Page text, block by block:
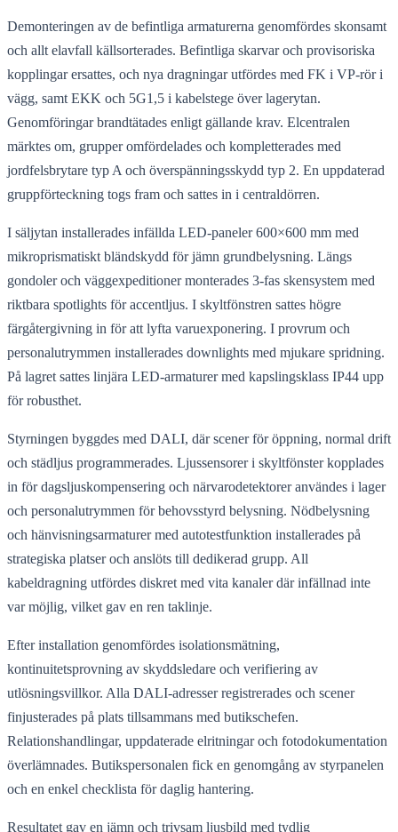
Demonteringen av de befintliga armaturerna genomfördes skonsamt
och allt elavfall källsorterades. Befintliga skarvar och provisoriska
kopplingar ersattes, och nya dragningar utfördes med FK i VP‑rör i
vägg, samt EKK och 5G1,5 i kabelstege över lagerytan.
Genomföringar brandtätades enligt gällande krav. Elcentralen
märktes om, grupper omfördelades och kompletterades med
jordfelsbrytare typ A och överspänningsskydd typ 2. En uppdaterad
gruppförteckning togs fram och sattes in i centraldörren.
I säljytan installerades infällda LED‑paneler 600×600 mm med
mikroprismatiskt bländskydd för jämn grundbelysning. Längs
gondoler och väggexpeditioner monterades 3‑fas skensystem med
riktbara spotlights för accentljus. I skyltfönstren sattes högre
färgåtergivning in för att lyfta varuexponering. I provrum och
personalutrymmen installerades downlights med mjukare spridning.
På lagret sattes linjära LED‑armaturer med kapslingsklass IP44 upp
för robusthet.
Styrningen byggdes med DALI, där scener för öppning, normal drift
och städljus programmerades. Ljussensorer i skyltfönster kopplades
in för dagsljuskompensering och närvarodetektorer användes i lager
och personalutrymmen för behovsstyrd belysning. Nödbelysning
och hänvisningsarmaturer med autotestfunktion installerades på
strategiska platser och anslöts till dedikerad grupp. All
kabeldragning utfördes diskret med vita kanaler där infällnad inte
var möjlig, vilket gav en ren taklinje.
Efter installation genomfördes isolationsmätning,
kontinuitetsprovning av skyddsledare och verifiering av
utlösningsvillkor. Alla DALI‑adresser registrerades och scener
finjusterades på plats tillsammans med butikschefen.
Relationshandlingar, uppdaterade elritningar och fotodokumentation
överlämnades. Butikspersonalen fick en genomgång av styrpanelen
och en enkel checklista för daglig hantering.
Resultatet gav en jämn och trivsam ljusbild med tydlig